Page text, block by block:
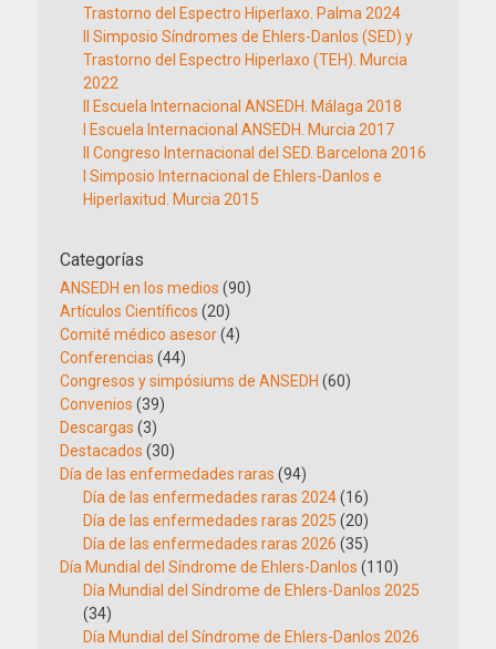
Trastorno del Espectro Hiperlaxo. Palma 2024
II Simposio Síndromes de Ehlers-Danlos (SED) y
Trastorno del Espectro Hiperlaxo (TEH). Murcia
2022
II Escuela Internacional ANSEDH. Málaga 2018
I Escuela Internacional ANSEDH. Murcia 2017
II Congreso Internacional del SED. Barcelona 2016
I Simposio Internacional de Ehlers-Danlos e
Hiperlaxitud. Murcia 2015
Categorías
ANSEDH en los medios (90)
Artículos Científicos (20)
Comité médico asesor(4)
Conferencias (44)
Congresos y simpósiums de ANSEDH (60)
Convenios (39)
Descargas (3)
Destacados (30)
Día de las enfermedades raras (94)
Día de las enfermedades raras 2024(16)
Día de las enfermedades raras 2025 (20)
Día de las enfermedades raras 2026 (35)
Día Mundial del Síndrome de Ehlers-Danlos (110)
Día Mundial del Síndrome de Ehlers-Danlos 2025
(34)
Día Mundial del Síndrome de Ehlers-Danlos 2026